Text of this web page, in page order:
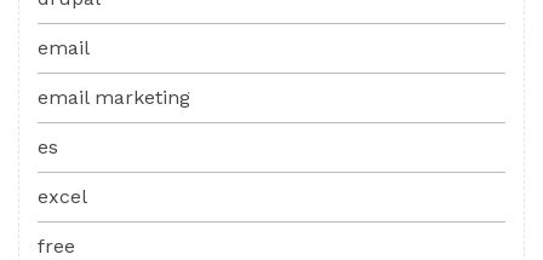
email
email marketing
es
excel
free